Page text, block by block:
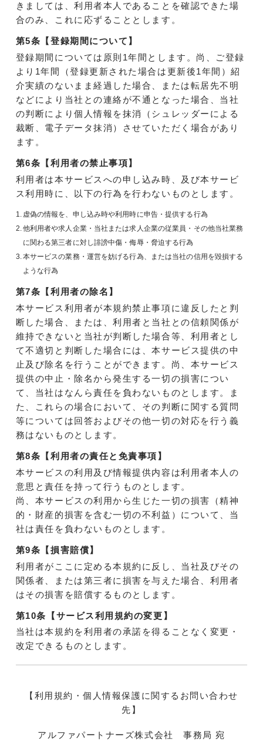
きましては、利用者本人であることを確認できた場
合のみ、これに応ずることとします。
第5条【登録期間について】
登録期間については原則1年間とします。尚、ご登録
より1年間（登録更新された場合は更新後1年間）紹
介実績のないまま経過した場合、または転居先不明
などにより当社との連絡が不通となった場合、当社
の判断により個人情報を抹消（シュレッダーによる
裁断、電子データ抹消）させていただく場合があり
ます。
第6条【利用者の禁止事項】
利用者は本サービスへの申し込み時、及び本サービ
ス利用時に、以下の行為を行わないものとします。
1. 虚偽の情報を、申し込み時や利用時に申告・提供する行為
2.他利用者や求人企業・当社または求人企業の従業員・その他当社業務
に関わる第三者に対し誹謗中傷・侮辱・脅迫する行為
3.本サービスの業務・運営を妨げる行為、または当社の信用を毀損する
ような行為
第7条【利用者の除名】
本サービス利用者が本規約禁止事項に違反したと判
断した場合、または、利用者と当社との信頼関係が
維持できないと当社が判断した場合等、利用者とし
て不適切と判断した場合には、本サービス提供の中
止及び除名を行うことができます。尚、本サービス
提供の中止・除名から発生する一切の損害につい
て、当社はなんら責任を負わないものとします。ま
た、これらの場合において、その判断に関する質問
等については回答およびその他一切の対応を行う義
務はないものとします。
第8条【利用者の責任と免責事項】
本サービスの利用及び情報提供内容は利用者本人の
意思と責任を持って行うものとします。
尚、本サービスの利用から生じた一切の損害（精神
的・財産的損害を含む一切の不利益）について、当
社は責任を負わないものとします。
第9条【損害賠償】
利用者がここに定める本規約に反し、当社及びその
関係者、または第三者に損害を与えた場合、利用者
はその損害を賠償するものとします。
第10条【サービス利用規約の変更】
当社は本規約を利用者の承諾を得ることなく変更・
改定できるものとします。
【利用規約・個人情報保護に関するお問い合わせ
先】
アルファパートナーズ株式会社 事務局 宛